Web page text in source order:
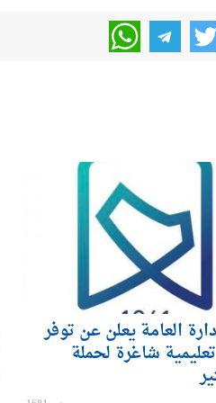
العامة يعلن عن توفر
شاغرة لحملة